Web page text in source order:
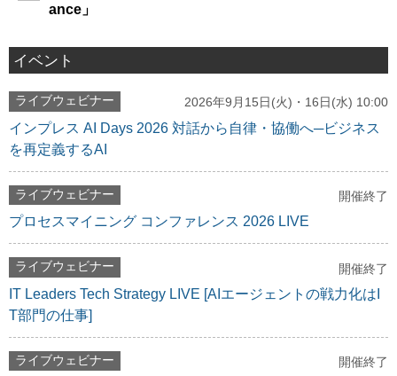
ance」
イベント
ライブウェビナー 2026年9月15日(火)・16日(水) 10:00
インプレス AI Days 2026 対話から自律・協働へ─ビジネス
を再定義するAI
ライブウェビナー 開催終了
プロセスマイニング コンファレンス 2026 LIVE
ライブウェビナー 開催終了
IT Leaders Tech Strategy LIVE [AIエージェントの戦力化はI
T部門の仕事]
ライブウェビナー 開催終了